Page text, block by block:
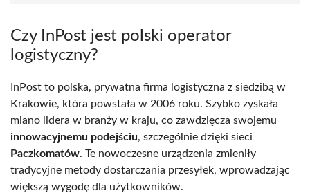
Czy InPost jest polski operator
logistyczny?
InPost to polska, prywatna firma logistyczna z siedzibą w
Krakowie, która powstała w 2006 roku. Szybko zyskała
miano lidera w branży w kraju, co zawdzięcza swojemu
innowacyjnemu podejściu, szczególnie dzięki sieci
Paczkomatów. Te nowoczesne urządzenia zmieniły
tradycyjne metody dostarczania przesyłek, wprowadzając
większą wygodę dla użytkowników.